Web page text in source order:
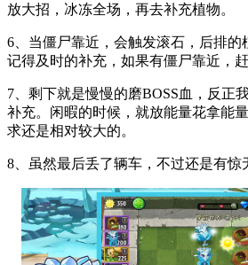
放大招，冰冻全场，再去补充植物。
6、当僵尸靠近，会触发滚石，后排的
记得及时的补充，如果有僵尸靠近，
7、剩下就是慢慢的磨BOSS血，反正
补充。闲暇的时候，就放能量花拿能
求还是相对较大的。
8、虽然最后丢了辆车，不过还是有惊